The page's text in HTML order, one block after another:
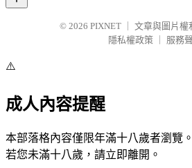
© 2026 PIXNET
文章與圖片權
隱私權政策
服務
⚠️
成人內容提醒
本部落格內容僅限年滿十八歲者瀏覽。
若您未滿十八歲，請立即離開。